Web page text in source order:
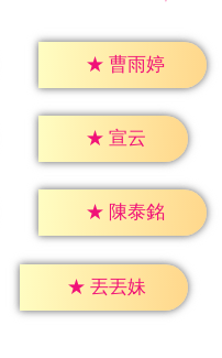
★ 曹雨婷
★ 宣云
★ 陳泰銘
★ 丟丟妹